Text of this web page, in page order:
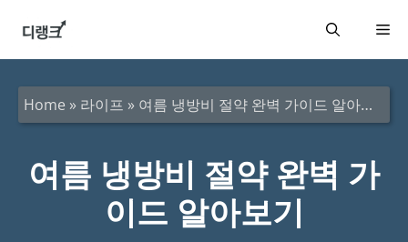
메
Home » 라이프 » 여름 냉방비 절약 완벽 가이드 알아보기
여름 냉방비 절약 완벽 가
이드 알아보기